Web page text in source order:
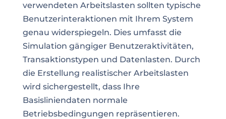
verwendeten Arbeitslasten sollten typische
Benutzerinteraktionen mit Ihrem System
genau widerspiegeln. Dies umfasst die
Simulation gängiger Benutzeraktivitäten,
Transaktionstypen und Datenlasten. Durch
die Erstellung realistischer Arbeitslasten
wird sichergestellt, dass Ihre
Basisliniendaten normale
Betriebsbedingungen repräsentieren.